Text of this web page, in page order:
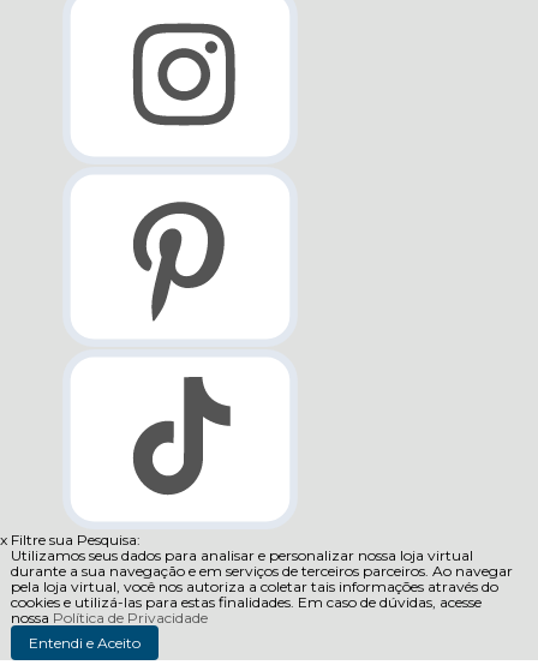
x Filtre sua Pesquisa:
Utilizamos seus dados para analisar e personalizar nossa loja virtual
durante a sua navegação e em serviços de terceiros parceiros. Ao navegar
pela loja virtual, você nos autoriza a coletar tais informações através do
cookies e utilizá-las para estas finalidades. Em caso de dúvidas, acesse
nossa Política de Privacidade
Entendi e Aceito